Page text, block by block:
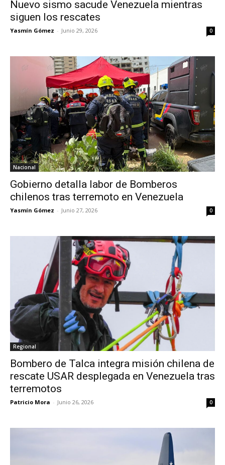
Nuevo sismo sacude Venezuela mientras
siguen los rescates
Yasmín Gómez - Junio 29, 2026 0
Nacional
Gobierno detalla labor de Bomberos
chilenos tras terremoto en Venezuela
Yasmín Gómez - Junio 27, 2026 0
Regional
Bombero de Talca integra misión chilena de
rescate USAR desplegada en Venezuela tras
terremotos
Patricio Mora - Junio 26, 2026 0